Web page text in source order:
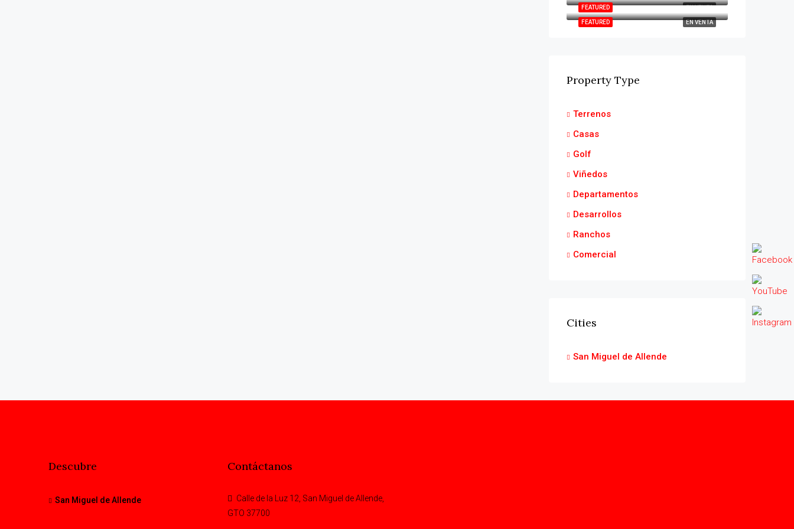
EN VENTA
FEATURED
EN VENTA
FEATURED
Property Type
Terrenos
Casas
Golf
Viñedos
Departamentos
Desarrollos
Ranchos
Comercial
Cities
San Miguel de Allende
Descubre
San Miguel de Allende
Contáctanos
Calle de la Luz 12, San Miguel de Allende,
GTO 37700